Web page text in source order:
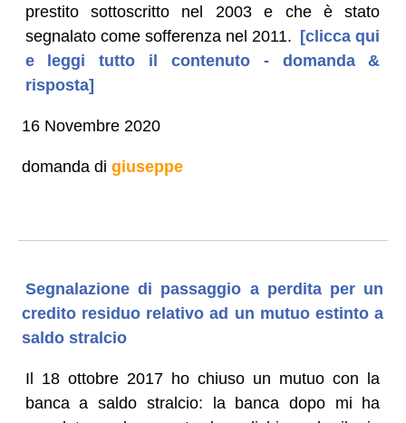
prestito sottoscritto nel 2003 e che è stato
segnalato come sofferenza nel 2011. [clicca qui
e leggi tutto il contenuto - domanda &
risposta]
16 Novembre 2020
domanda di giuseppe
Segnalazione di passaggio a perdita per un
credito residuo relativo ad un mutuo estinto a
saldo stralcio
Il 18 ottobre 2017 ho chiuso un mutuo con la
banca a saldo stralcio: la banca dopo mi ha